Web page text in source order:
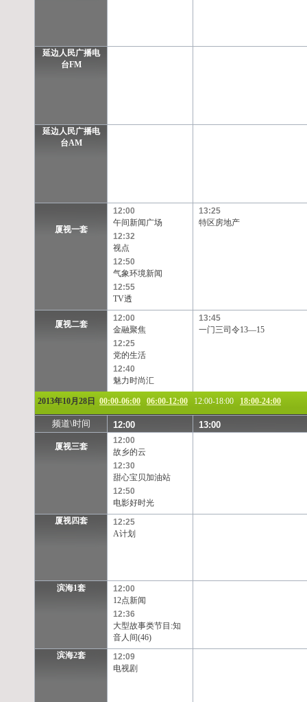
延边人民广播电
台FM
延边人民广播电
台AM
厦视一套
12:00
午间新闻广场
12:32
视点
12:50
气象环境新闻
12:55
TV透
13:25
特区房地产
厦视二套
12:00
金融聚焦
12:25
党的生活
12:40
魅力时尚汇
13:45
一门三司令13—15
2013年10月28日 00:00-06:00 06:00-12:00 12:00-18:00 18:00-24:00
频道\时间 12:00 13:00
厦视三套
12:00
故乡的云
12:30
甜心宝贝加油站
12:50
电影好时光
厦视四套
12:25
A计划
滨海1套
12:00
12点新闻
12:36
大型故事类节目:知
音人间(46)
滨海2套
12:09
电视剧